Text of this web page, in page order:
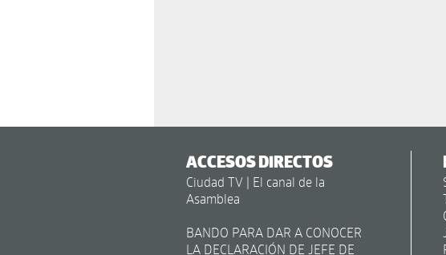
ACCESOS DIRECTOS
Ciudad TV | El canal de la
Asamblea
BANDO PARA DAR A CONOCER
LA DECLARACIÓN DE JEFE DE